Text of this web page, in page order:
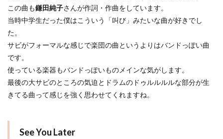
この曲も鎌田純子さんが作詞・作曲をしています。
当時中学生だった僕はこういう「叫び」みたいな曲が好きでし
た。
サビがフォーマルな感じで楽団の曲というよりはバンドっぽい曲
です。
使っている楽器もバンドっぽいものメインな気がします。
最後の大サビのところの気迫とドラムのドゥルルルルな部分が生
きてる曲って感じを強く思わせてくれますね。
See You Later